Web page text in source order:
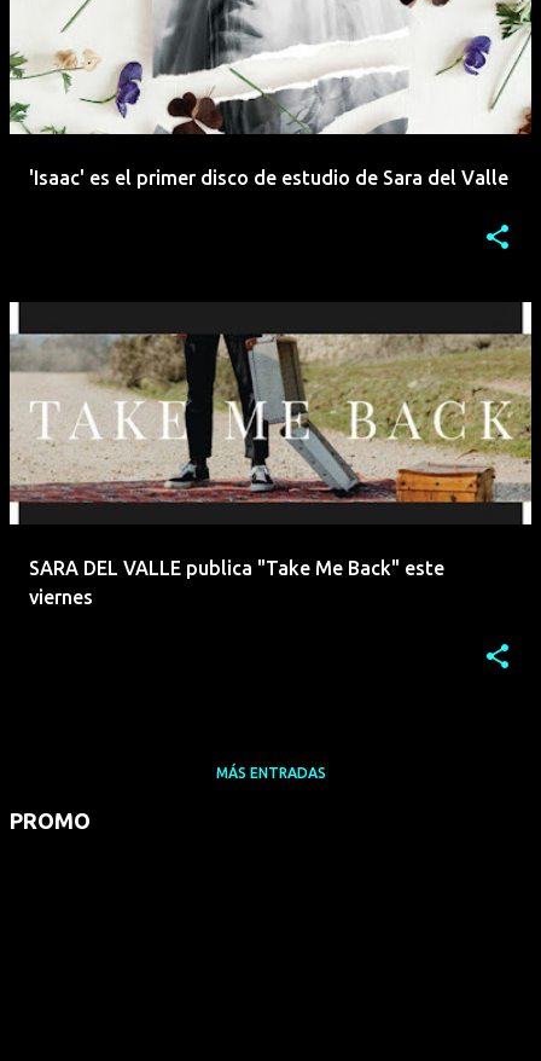
'Isaac' es el primer disco de estudio de Sara del Valle
SARA DEL VALLE publica "Take Me Back" este
viernes
MÁS ENTRADAS
PROMO